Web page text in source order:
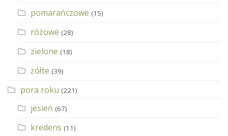
pomarańczowe (15)
różowe (28)
zielone (18)
żółte (39)
pora roku (221)
jesień (67)
kredens (11)